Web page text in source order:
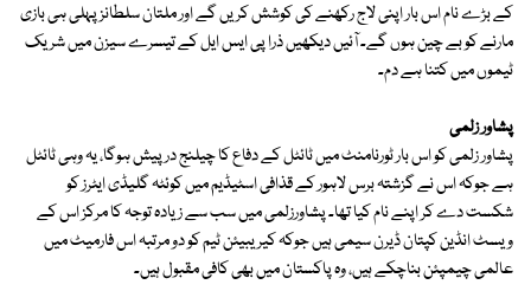
کے بڑے نام اس بار اپنی لاج رکھنے کی کوشش کریں گے اور ملتان سلطانز پہلی ہی بازی
مارنے کو بے چین ہوں گے۔ آئیں دیکھیں ذرا پی ایس ایل کے تیسرے سیزن میں شریک
ٹیموں میں کتنا ہے دم۔
پشاور زلمی
پشاور زلمی کو اس بار ٹورنامنٹ میں ٹائٹل کے دفاع کا چیلنج درپیش ہوگا، یہ وہی ٹائٹل
ہے جوکہ اس نے گزشتہ برس لاہور کے قذافی اسٹیڈیم میں کوئٹہ گلیڈی ایٹرز کو
شکست دے کر اپنے نام کیا تھا۔ پشاورزلمی میں سب سے زیادہ توجہ کا مرکز اس کے
ویسٹ انڈین کپتان ڈیرن سیمی ہیں جوکہ کیریبیئن ٹیم کو دو مرتبہ اس فارمیٹ میں
عالمی چیمپئن بناچکے ہیں، وہ پاکستان میں بھی کافی مقبول ہیں۔